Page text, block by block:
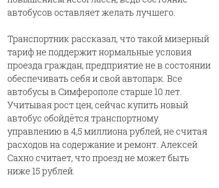
автобусов оставляет желать лучшего.
Транспортник рассказал, что такой мизерный
тариф не поддержит нормальные условия
проезда граждан, предприятие не в состоянии
обеспечивать себя и свой автопарк. Все
автобусы в Симферополе старше 10 лет.
Учитывая рост цен, сейчас купить новый
автобус обойдётся транспортному
управлению в 4,5 миллиона рублей, не считая
расходов на содержание и ремонт. Алексей
Сахно считает, что проезд не может быть
ниже 15 рублей.